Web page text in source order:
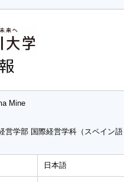
Mine
営学部 国際経営学科（スペイン
日本語